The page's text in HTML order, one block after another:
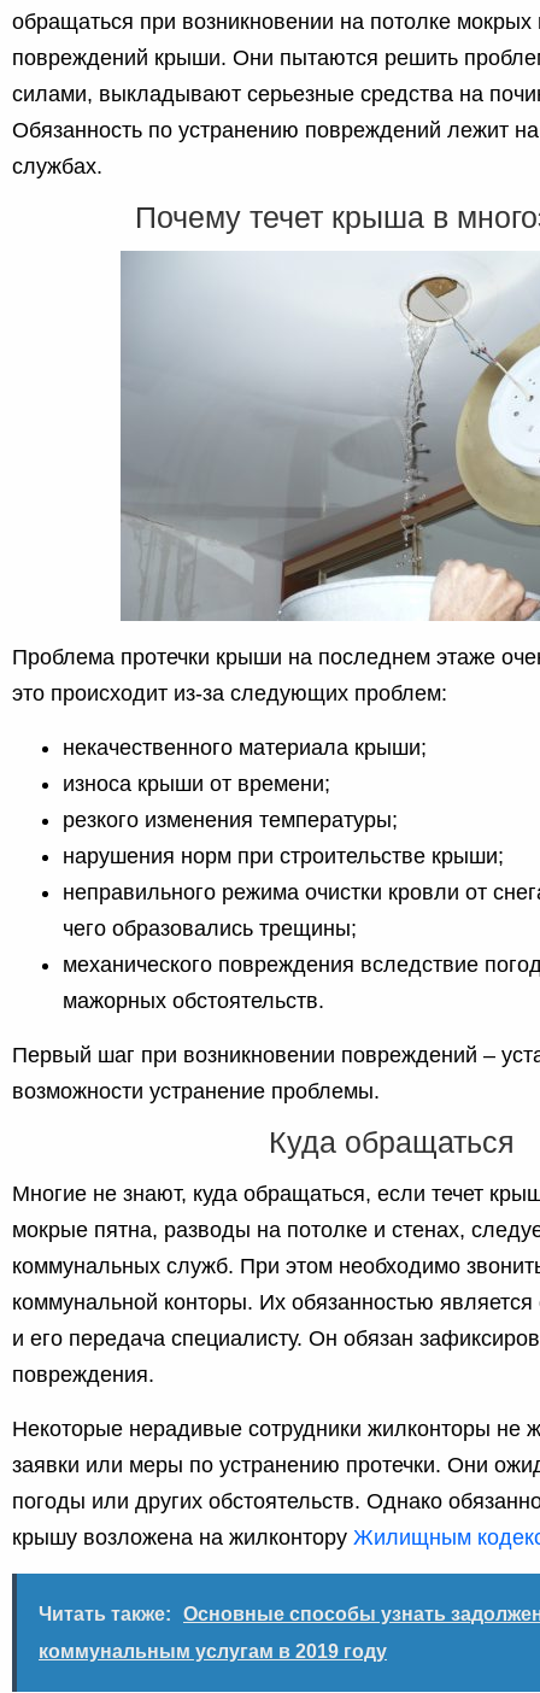
обращаться при возникновении на потолке мокрых
повреждений крыши. Они пытаются решить
силами, выкладывают серьезные средства на
Обязанность по устранению повреждений лежит
службах.
Почему течет крыша в
Проблема протечки крыши на последнем этаже
это происходит из-за следующих проблем:
некачественного материала крыши;
износа крыши от времени;
резкого изменения температуры;
нарушения норм при строительстве крыши;
неправильного режима очистки кровли от
чего образовались трещины;
механического повреждения вследствие
мажорных обстоятельств.
Первый шаг при возникновении повреждений –
возможности устранение проблемы.
Куда обращаться
Многие не знают, куда обращаться, если течет
мокрые пятна, разводы на потолке и стенах,
коммунальных служб. При этом необходимо
коммунальной конторы. Их обязанностью
и его передача специалисту. Он обязан
повреждения.
Некоторые нерадивые сотрудники жилконторы не
заявки или меры по устранению протечки. Они
погоды или других обстоятельств. Однако
крышу возложена на жилконтору Жилищным
Читать также:
Основные способы узнать
коммунальным услугам в 2019 году